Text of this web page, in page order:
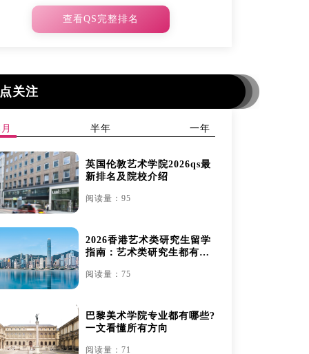
查看QS完整排名
关注
半年 一年
英国伦敦艺术学院2026qs最
新排名及院校介绍
阅读量：95
2026香港艺术类研究生留学
指南：艺术类研究生都有哪
阅读量：75
巴黎美术学院专业都有哪些?
一文看懂所有方向
阅读量：71